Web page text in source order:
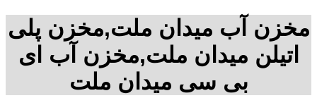
مخزن آب میدان ملت,مخزن پلی
اتیلن میدان ملت,مخزن آب ای
بی سی میدان ملت